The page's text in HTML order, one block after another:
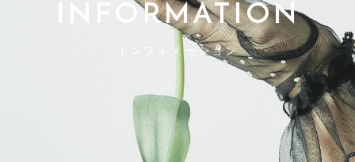
INFORMATION
インフォメーション